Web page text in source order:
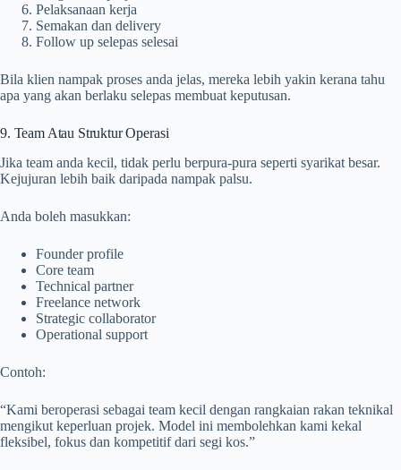
Pelaksanaan kerja
Semakan dan delivery
Follow up selepas selesai
Bila klien nampak proses anda jelas, mereka lebih yakin kerana tahu
apa yang akan berlaku selepas membuat keputusan.
9. Team Atau Struktur Operasi
Jika team anda kecil, tidak perlu berpura-pura seperti syarikat besar.
Kejujuran lebih baik daripada nampak palsu.
Anda boleh masukkan:
Founder profile
Core team
Technical partner
Freelance network
Strategic collaborator
Operational support
Contoh:
“Kami beroperasi sebagai team kecil dengan rangkaian rakan teknikal
mengikut keperluan projek. Model ini membolehkan kami kekal
fleksibel, fokus dan kompetitif dari segi kos.”